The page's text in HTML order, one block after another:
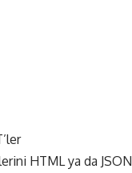
HTML ya da JSON